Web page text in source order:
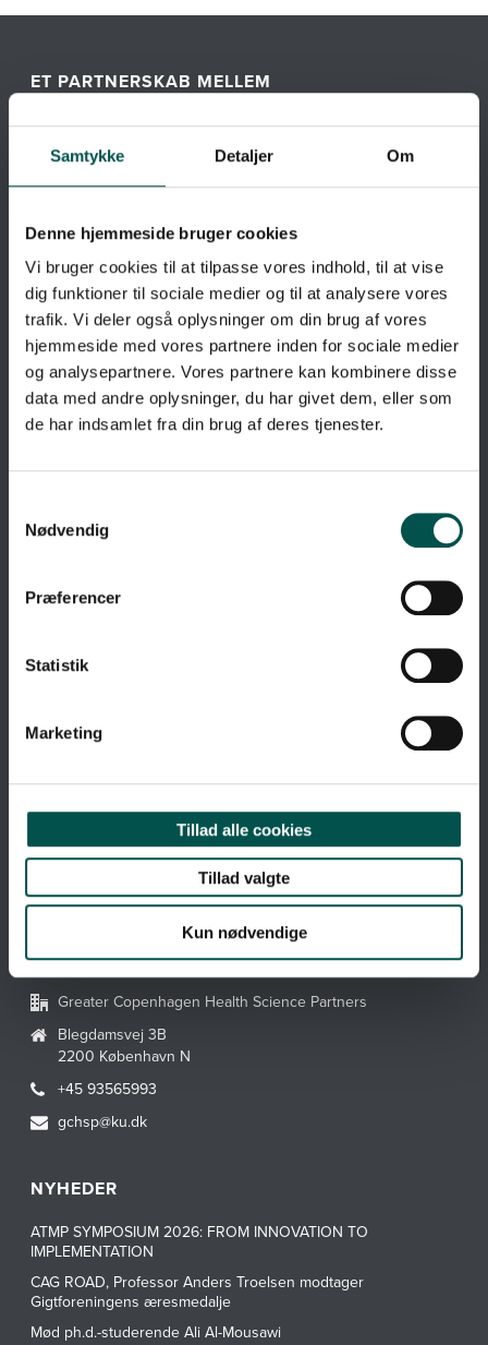
Samtykke Detaljer Om
Denne hjemmeside bruger cookies
Vi bruger cookies til at tilpasse vores indhold, til at vise
dig funktioner til sociale medier og til at analysere vores
trafik. Vi deler også oplysninger om din brug af vores
hjemmeside med vores partnere inden for sociale medier
og analysepartnere. Vores partnere kan kombinere disse
data med andre oplysninger, du har givet dem, eller som
de har indsamlet fra din brug af deres tjenester.
Nødvendig
Præferencer
Statistik
Marketing
Tillad alle cookies
Tillad valgte
Kun nødvendige
ET PARTNERSKAB MELLEM
GENVEJE
Om GCHSP
Webtilgængelighedserklæring
Hvad er en CAG?
KONTAKT GCHSP
Greater Copenhagen Health Science Partners
Blegdamsvej 3B
2200 København N
+45 93565993
gchsp@ku.dk
NYHEDER
ATMP SYMPOSIUM 2026: FROM INNOVATION TO
IMPLEMENTATION
CAG ROAD, Professor Anders Troelsen modtager
Gigtforeningens æresmedalje
Mød ph.d.-studerende Ali Al-Mousawi